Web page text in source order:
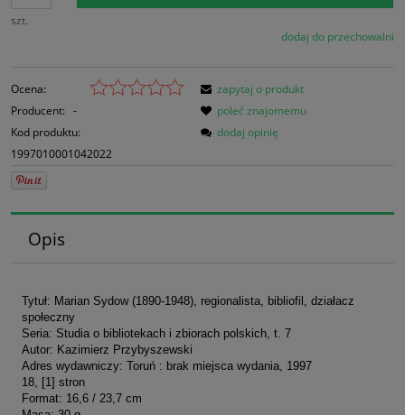
szt.
dodaj do przechowalni
Ocena:
Producent: -
Kod produktu:
1997010001042022
zapytaj o produkt
poleć znajomemu
dodaj opinię
Opis
Tytuł: Marian Sydow (1890-1948), regionalista, bibliofil, działacz
społeczny
Seria: Studia o bibliotekach i zbiorach polskich, t. 7
Autor: Kazimierz Przybyszewski
Adres wydawniczy: Toruń : brak miejsca wydania, 1997
18, [1] stron
Format: 16,6 / 23,7 cm